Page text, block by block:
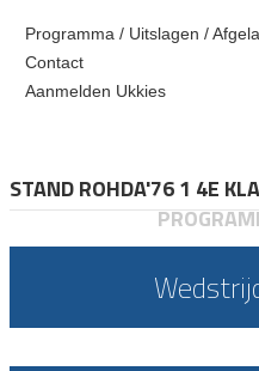
Programma / Uitslagen /
Contact
Aanmelden Ukkies
STAND ROHDA'76 1 4E